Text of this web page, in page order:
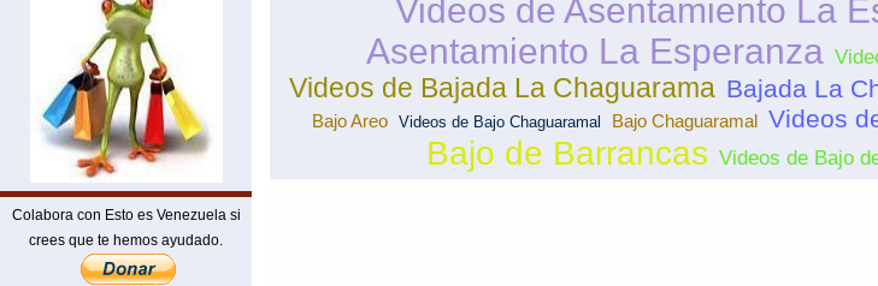
Colabora con Esto es Venezuela si
crees que te hemos ayudado.
Videos de Asentamiento La
Asentamiento La Esperanza
Videos de Bajada La Chaguarama Bajada La
Bajo Areo Videos de Bajo Chaguaramal Bajo Chaguaramal Videos
Bajo de Barrancas Videos de Bajo